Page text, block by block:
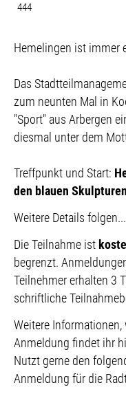
444
Hemelingen ist immer
Das
zum neunten Mal in
"Sport" aus Arbergen
diesmal unter dem
Treffpunkt und Start:
den blauen
Weitere Details
Die Teilnahme ist
begrenzt.
Teilnehmer erhalten 3
schriftliche
Weitere
Anmeldung findet ihr
Nutzt gerne den
Anmeldung für die